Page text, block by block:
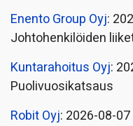
Enento Group Oyj:
Johtohenkilöiden
Kuntarahoitus Oyj:
Puolivuosikatsaus
Robit Oyj: 2026-08-